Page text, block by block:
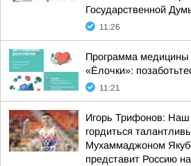
Государственной
11:26
Программа медицины
«Ёлочки»:
11:21
Игорь Трифонов: Наш
гордиться
Мухаммаджоном
представит Россию